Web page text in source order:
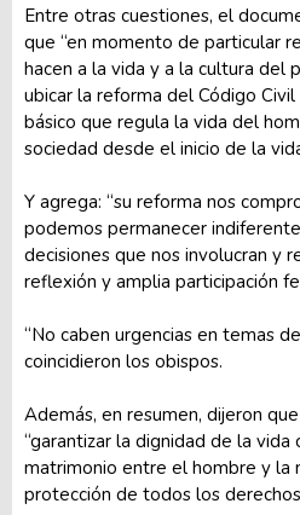
Entre otras cuestiones, el
que “en momento de particular
hacen a la vida y a la cultura del
ubicar la reforma del Código
básico que regula la vida del
sociedad desde el inicio de la
Y agrega: “su reforma nos
podemos permanecer
decisiones que nos involucran y
reflexión y amplia participación
“No caben urgencias en temas
coincidieron los obispos.
Además, en resumen, dijeron
“garantizar la dignidad de la
matrimonio entre el hombre y la
protección de todos los derechos